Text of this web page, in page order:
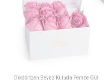
Dikdörtgen Beyaz Kutuda Pembe Gül